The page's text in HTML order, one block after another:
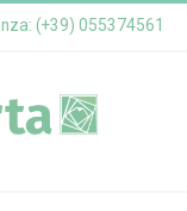
(+39) 055374561